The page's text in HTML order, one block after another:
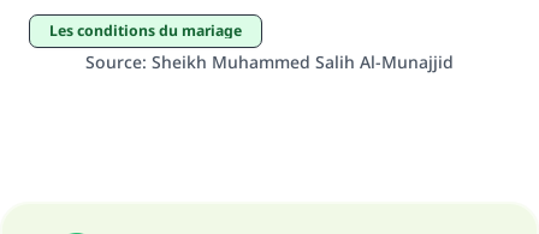
Les conditions du mariage
Source: Sheikh Muhammed Salih Al-Munajjid